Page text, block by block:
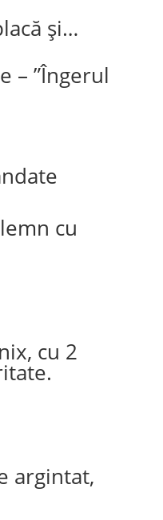
și…
– ”Îngerul
cu
cu 2
argintat,